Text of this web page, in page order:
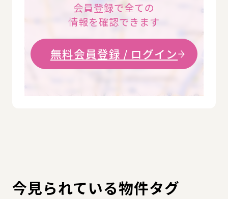
会員登録で全ての
情報を確認できます
無料会員登録 / ログイン
今見られている物件タグ